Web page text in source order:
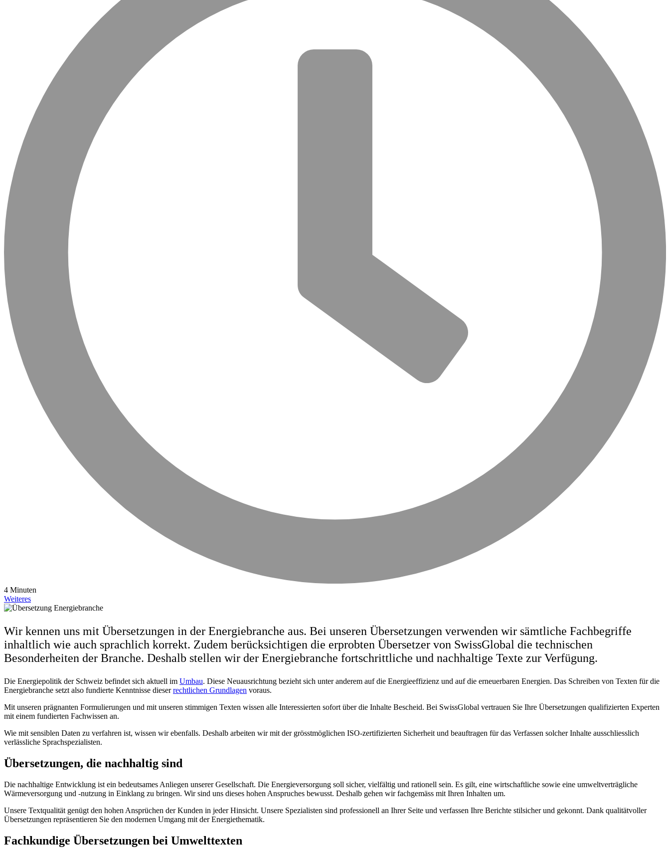
4 Minuten
Weiteres
Wir kennen uns mit Übersetzungen in der Energiebranche aus. Bei unseren Übersetzungen verwenden wir sämtliche Fachbegriffe
inhaltlich wie auch sprachlich korrekt. Zudem berücksichtigen die erprobten Übersetzer von SwissGlobal die technischen
Besonderheiten der Branche. Deshalb stellen wir der Energiebranche fortschrittliche und nachhaltige Texte zur Verfügung.
Die Energiepolitik der Schweiz befindet sich aktuell im Umbau. Diese Neuausrichtung bezieht sich unter anderem auf die Energieeffizienz und auf die erneuerbaren Energien. Das Schreiben von Texten für die
Energiebranche setzt also fundierte Kenntnisse dieserrechtlichen Grundlagen voraus.
Mit unseren prägnanten Formulierungen und mit unseren stimmigen Texten wissen alle Interessierten sofort über die Inhalte Bescheid. Bei SwissGlobal vertrauen Sie Ihre Übersetzungen qualifizierten Experten
mit einem fundierten Fachwissen an.
Wie mit sensiblen Daten zu verfahren ist, wissen wir ebenfalls. Deshalb arbeiten wir mit der grösstmöglichen ISO-zertifizierten Sicherheit und beauftragen für das Verfassen solcher Inhalte ausschliesslich
verlässliche Sprachspezialisten.
Übersetzungen, die nachhaltig sind
Die nachhaltige Entwicklung ist ein bedeutsames Anliegen unserer Gesellschaft. Die Energieversorgung soll sicher, vielfältig und rationell sein. Es gilt, eine wirtschaftliche sowie eine umweltverträgliche
Wärmeversorgung und -nutzung in Einklang zu bringen. Wir sind uns dieses hohen Anspruches bewusst. Deshalb gehen wir fachgemäss mit Ihren Inhalten um.
Unsere Textqualität genügt den hohen Ansprüchen der Kunden in jeder Hinsicht. Unsere Spezialisten sind professionell an Ihrer Seite und verfassen Ihre Berichte stilsicher und gekonnt. Dank qualitätvoller
Übersetzungen repräsentieren Sie den modernen Umgang mit der Energiethematik.
Fachkundige Übersetzungen bei Umwelttexten